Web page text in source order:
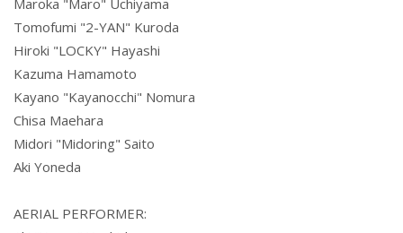
Maroka "Maro" Uchiyama
Tomofumi "2-YAN" Kuroda
Hiroki "LOCKY" Hayashi
Kazuma Hamamoto
Kayano "Kayanocchi" Nomura
Chisa Maehara
Midori "Midoring" Saito
Aki Yoneda
AERIAL PERFORMER: